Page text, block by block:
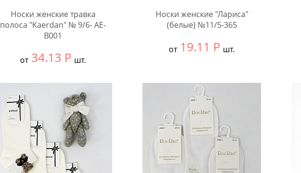
Носки женские травка
полоса "Kaerdan" № 9/6- AE-
B001
от 34.13 Р шт.
В упаковке:
12 шт.
Количество:
Носки женские "Лариса"
(белые) №11/5-365
от 19.11 Р шт.
В упаковке:
12 шт.
Количество: